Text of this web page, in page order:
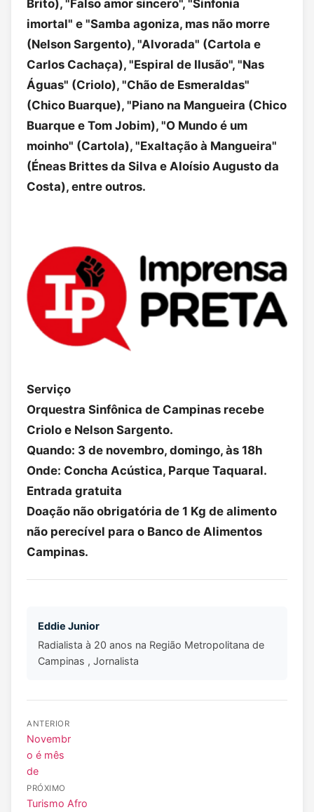
Brito), "Falso amor sincero", "Sinfonia
imortal" e "Samba agoniza, mas não morre
(Nelson Sargento), "Alvorada" (Cartola e
Carlos Cachaça), "Espiral de Ilusão", "Nas
Águas" (Criolo), "Chão de Esmeraldas"
(Chico Buarque), "Piano na Mangueira (Chico
Buarque e Tom Jobim), "O Mundo é um
moinho" (Cartola), "Exaltação à Mangueira"
(Éneas Brittes da Silva e Aloísio Augusto da
Costa), entre outros.
Serviço
Orquestra Sinfônica de Campinas recebe
Criolo e Nelson Sargento.
Quando: 3 de novembro, domingo, às 18h
Onde: Concha Acústica, Parque Taquaral.
Entrada gratuita
Doação não obrigatória de 1 Kg de alimento
não perecível para o Banco de Alimentos
Campinas.
Eddie Junior
Radialista à 20 anos na Região Metropolitana de
Campinas , Jornalista
ANTERIOR
Novembr
o é mês
de
PRÓXIMO
Turismo Afro